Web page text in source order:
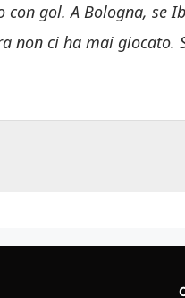
gol. A Bologna, se
non ci ha mai giocato.